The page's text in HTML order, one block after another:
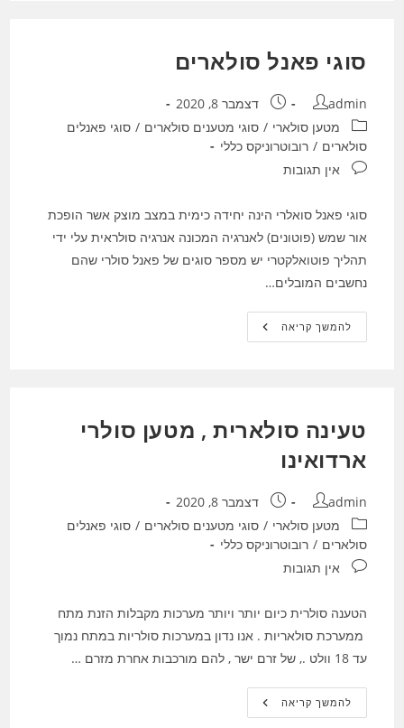
סוגי פאנל סולארים
מחבר:
admin פורסם:דצמבר 8, 2020
קטגוריה:מטען סולארי / סוגי מטענים סולארים / סוגי פאנלים
סולארים / רובוטרוניקס כללי
תגובות:אין תגובות
סוגי פאנל סואלרי הינה יחידה כימית במצב מוצק אשר הופכת
אור שמש (פוטונים) לאנרגיה המכונה אנרגיה סולראית עלי ידי
תהליך פוטואלקטרי יש מספר סוגים של פאנל סולרי שהם
נחשבים המובלים…
להמשך קריאהסוגי
פאנל
טעינה סולארית , מטען סולרי
ארדואינו
מחבר:
admin פורסם:דצמבר 8, 2020
קטגוריה:מטען סולארי / סוגי מטענים סולארים / סוגי פאנלים
סולארים / רובוטרוניקס כללי
תגובות:אין תגובות
הטענה סולרית כיום יותר ויותר מערכות מקבלות הזנת מתח
ממערכת סולאריות . אנו נדון במערכות סולריות במתח נמוך
עד 18 וולט ., של זרם ישר , להם מורכבות אחרת מזרם …
להמשך קריאהטעינה
סולארית